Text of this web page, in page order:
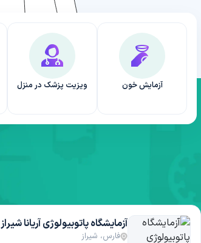
آزمایش خون ویزیت پزشک در منزل
آزمایشگاه پاتوبیولوژی آریانا شیراز
فارس، شیراز